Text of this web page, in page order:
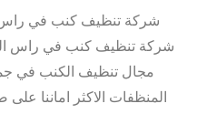
شركة تنظيف كنب في راس
مجال تنظيف الكنب في
المنظفات الاكثر اماننا